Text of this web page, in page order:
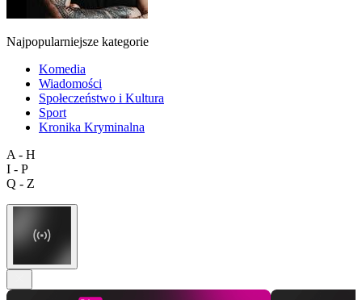
Najpopularniejsze kategorie
Komedia
Wiadomości
Społeczeństwo i Kultura
Sport
Kronika Kryminalna
A - H
I - P
Q - Z